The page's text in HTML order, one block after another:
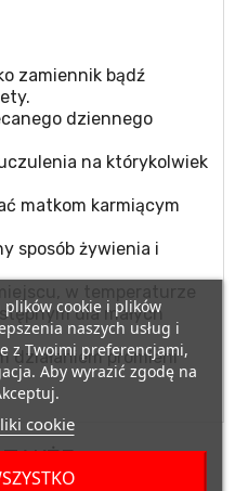
zamiennik bądź
dziennego
na którykolwiek
matkom karmiącym
sposób żywienia i
dla małych
działaniem promieni
plików cookie i plików
naszych usług i
z Twoimi preferencjami,
Aby wyrazić zgodę na
cookie